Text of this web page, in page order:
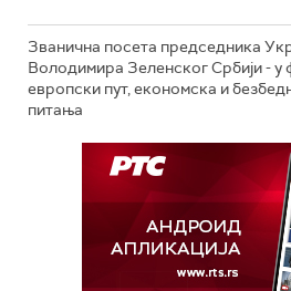
Званична посета председника
Володимира Зеленског Србији - у
европски пут, економска и
питања